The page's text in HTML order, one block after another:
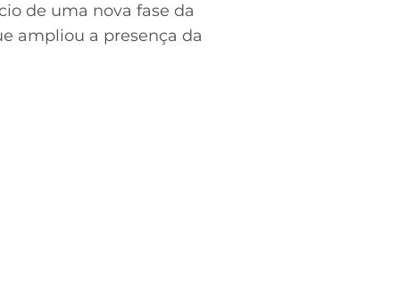
de uma nova fase da
ampliou a presença da